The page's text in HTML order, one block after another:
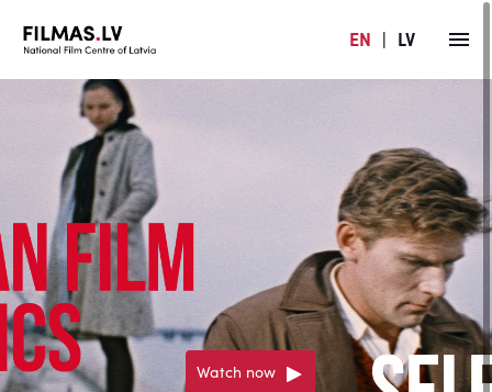
EN LV
Watch now